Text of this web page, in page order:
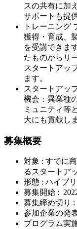
スの共有に加
サポートも提
トレーニング
獲得・育成、
を受講できま
たものからリ
スタートアッ
ます。
スタートアッ
機会：異業種
ミュニティ等
大にも貢献し
募集概要
対象 : すでに
るスタートア
形態 : ハイブ
募集開始 :
募集締め切り :
参加企業の発
プログラム実